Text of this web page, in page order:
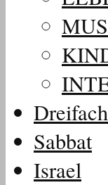
Sabbat
Israel